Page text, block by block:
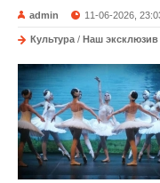
admin 11-06-2026,
Культура / Наш эксклюзив